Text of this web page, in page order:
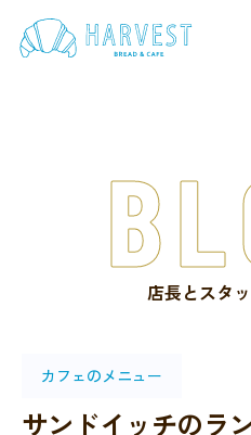
店長とスタ
カフェのメニュー
サンドイッチのラ